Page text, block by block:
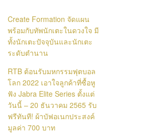
Create Formation จัดแผน
พร้อมกับทัพนักเตะในดวงใจ มี
ทั้งนักเตะปัจจุบันและนักเตะ
ระดับตำนาน
RTB ต้อนรับมหกรรมฟุตบอล
โลก 2022 เอาใจลูกค้าที่ซื้อหู
ฟัง Jabra Elite Series ตั้งแต่
วันนี้ – 20 ธันวาคม 2565 รับ
ฟรีทันที! ผ้าบัฟอเนกประสงค์
มูลค่า 700 บาท